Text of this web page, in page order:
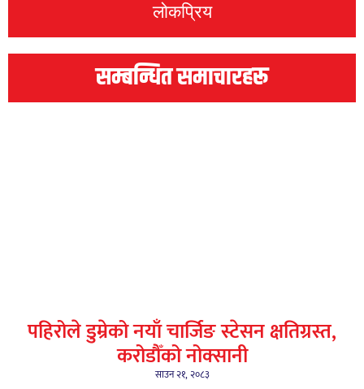
लोकप्रिय
सम्बन्धित समाचारहरू
पहिरोले डुम्रेको नयाँ चार्जिङ स्टेसन क्षतिग्रस्त,
करोडौँको नोक्सानी
साउन २१, २०८३